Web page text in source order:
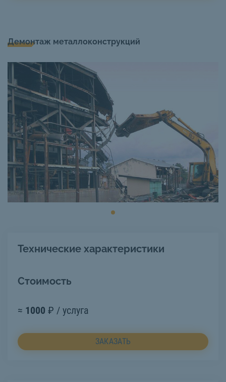
Демонтаж металлоконструкций
Технические характеристики
Стоимость
≈ 1000 ₽ / услуга
ЗАКАЗАТЬ